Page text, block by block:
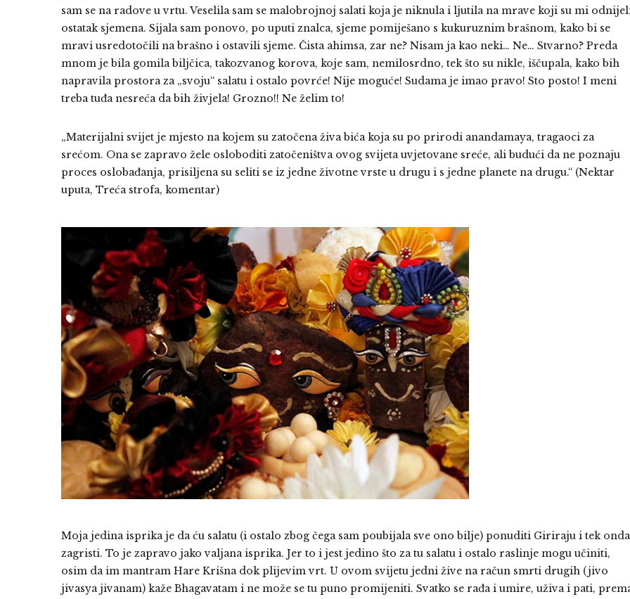
sam se na radove u vrtu. Veselila sam se malobrojnoj salati koja je niknula i ljutila na mrave koji su mi
ostatak sjemena. Sijala sam ponovo, po uputi znalca, sjeme pomiješano s kukuruznim brašnom, kako bi se
mravi usredotočili na brašno i ostavili sjeme. Čista ahimsa, zar ne? Nisam ja kao neki… Ne… Stvarno? Preda
mnom je bila gomila biljčica, takozvanog korova, koje sam, nemilosrdno, tek što su nikle, iščupala, kako bih
napravila prostora za „svoju“ salatu i ostalo povrće! Nije moguće! Sudama je imao pravo! Sto posto! I meni
treba tuđa nesreća da bih živjela! Grozno!! Ne želim to!
„Materijalni svijet je mjesto na kojem su zatočena živa bića koja su po prirodi anandamaya, tragaoci za
srećom. Ona se zapravo žele osloboditi zatočeništva ovog svijeta uvjetovane sreće, ali budući da ne poznaju
proces oslobađanja, prisiljena su seliti se iz jedne životne vrste u drugu i s jedne planete na drugu.“ (Nektar
uputa, Treća strofa, komentar)
Moja jedina isprika je da ću salatu (i ostalo zbog čega sam poubijala sve ono bilje) ponuditi Giriraju i tek onda
zagristi. To je zapravo jako valjana isprika. Jer to i jest jedino što za tu salatu i ostalo raslinje mogu učiniti,
osim da im mantram Hare Krišna dok plijevim vrt. U ovom svijetu jedni žive na račun smrti drugih (jivo
jivasya jivanam) kaže Bhagavatam i ne može se tu puno promijeniti. Svatko se rađa i umire, uživa i pati,